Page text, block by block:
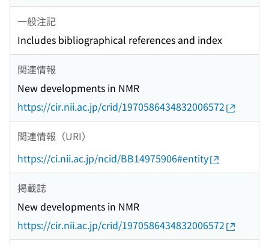
一般注記
Includes bibliographical references and index
関連情報
New developments in NMR
https://cir.nii.ac.jp/crid/1970586434832006572
関連情報（URI）
https://ci.nii.ac.jp/ncid/BB14975906#entity
掲載誌
New developments in NMR
https://cir.nii.ac.jp/crid/1970586434832006572